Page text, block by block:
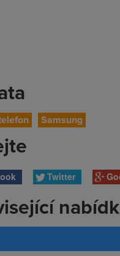
Samsung
Twitter